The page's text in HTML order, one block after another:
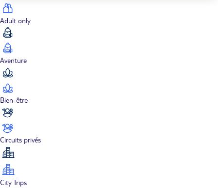
Adult only
Aventure
Bien-être
Circuits privés
City Trips